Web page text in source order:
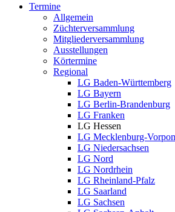
Termine
Allgemein
Züchterversammlung
Mitgliederversammlung
Ausstellungen
Körtermine
Regional
LG Baden-Württemberg
LG Bayern
LG Berlin-Brandenburg
LG Franken
LG Hessen
LG Mecklenburg-
LG Niedersachsen
LG Nord
LG Nordrhein
LG Rheinland-Pfalz
LG Saarland
LG Sachsen